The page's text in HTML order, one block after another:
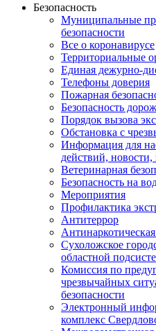
Безопасность
Муниципальные
безопасности
Все о коронавирусе
Территориальные
Единая дежурно-
Телефоны доверия
Пожарная
Безопасность
Порядок вызова
Обстановка с
Информация для
действий,
Ветеринарная
Безопасность на
Мероприятия
Профилактика
Антитеррор
Сухоложское
областной
Комиссия по
чрезвычайных
безопасности
Электронный
комплекс